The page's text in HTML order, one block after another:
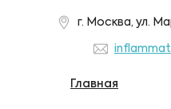
г. Москва, ул.
Главная